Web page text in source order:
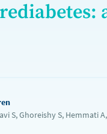
S, Ghoreishy S, Hemmati